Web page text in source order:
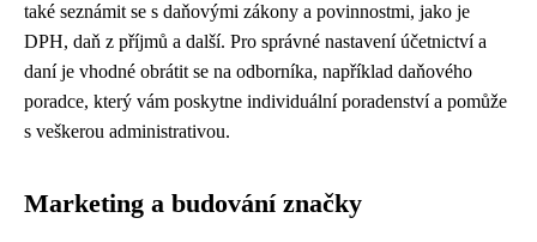
také seznámit se s daňovými zákony a povinnostmi, jako je
DPH, daň z příjmů a další. Pro správné nastavení účetnictví a
daní je vhodné obrátit se na odborníka, například daňového
poradce, který vám poskytne individuální poradenství a pomůže
s veškerou administrativou.
Marketing a budování značky